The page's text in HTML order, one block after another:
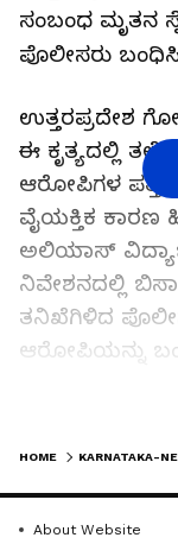
ಸಂಬಂಧ ಮೃತನ
ಪೊಲೀಸರು
ಉತ್ತರಪ್ರದೇಶ
ಈ ಕೃತ್ಯದಲ್ಲಿ
ಆರೋಪಿಗಳ
ವೈಯಕ್ತಿಕ ಕಾರಣ
ಅಲಿಯಾಸ್‌
ನಿವೇಶನದಲ್ಲಿ
ತನಿಖೆಗಿಳಿದ
ಆರೋಪಿಯನ್ನು
HOME KARNATAKA-
About Website